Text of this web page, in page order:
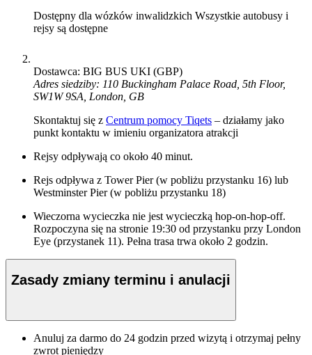
Dostępny dla wózków inwalidzkich Wszystkie autobusy i
rejsy są dostępne
Dostawca: BIG BUS UKI (GBP)
Adres siedziby: 110 Buckingham Palace Road, 5th Floor,
SW1W 9SA, London, GB
Skontaktuj się z Centrum pomocy Tiqets – działamy jako
punkt kontaktu w imieniu organizatora atrakcji
Rejsy odpływają co około 40 minut.
Rejs odpływa z Tower Pier (w pobliżu przystanku 16) lub
Westminster Pier (w pobliżu przystanku 18)
Wieczorna wycieczka nie jest wycieczką hop-on-hop-off.
Rozpoczyna się na stronie 19:30 od przystanku przy London
Eye (przystanek 11). Pełna trasa trwa około 2 godzin.
Zasady zmiany terminu i anulacji
Anuluj za darmo do 24 godzin przed wizytą i otrzymaj pełny
zwrot pieniędzy